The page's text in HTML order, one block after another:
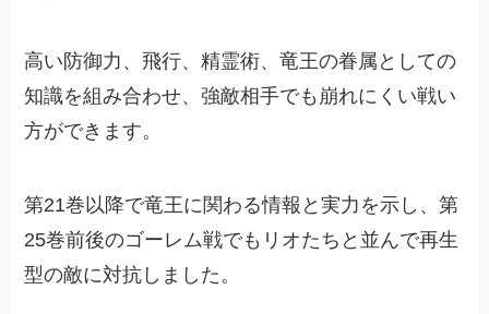
高い防御力、飛行、精霊術、竜王の眷属としての
知識を組み合わせ、強敵相手でも崩れにくい戦い
方ができます。
第21巻以降で竜王に関わる情報と実力を示し、第
25巻前後のゴーレム戦でもリオたちと並んで再生
型の敵に対抗しました。